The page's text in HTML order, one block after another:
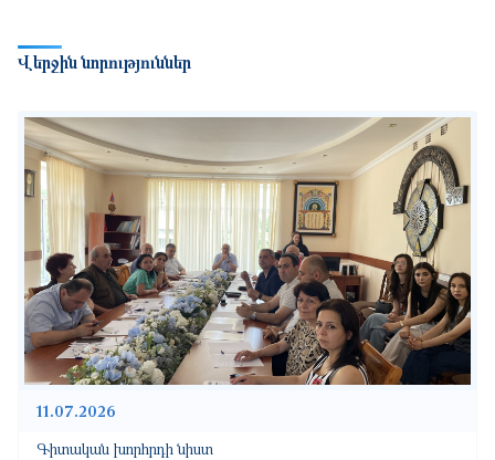
Վերջին նորություններ
11.07.2026
Գիտական խորհրդի նիստ